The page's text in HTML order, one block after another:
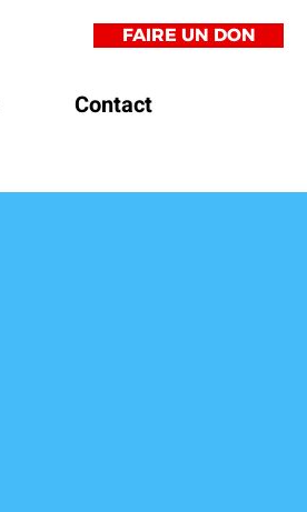
FAIRE UN DON
Contact